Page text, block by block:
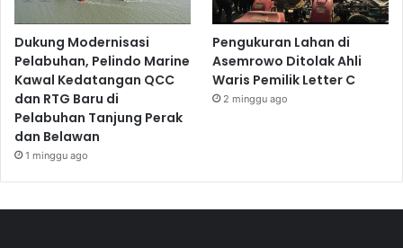
Dukung Modernisasi
Pelabuhan, Pelindo Marine
Kawal Kedatangan QCC
dan RTG Baru di
Pelabuhan Tanjung Perak
dan Belawan
1 minggu ago
Pengukuran Lahan di
Asemrowo Ditolak Ahli
Waris Pemilik Letter C
2 minggu ago